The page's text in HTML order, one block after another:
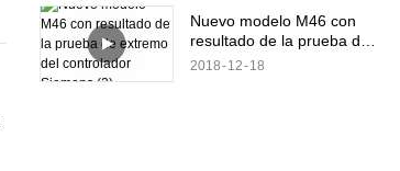
Nuevo modelo M46 con
resultado de la prueba de
extremo del controlador
2018 12 18